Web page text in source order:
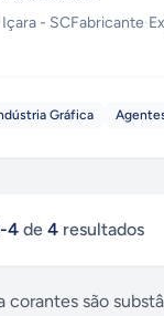
Içara - SCFabricante·
Gráfica
-4 de 4 resultados
corantes são